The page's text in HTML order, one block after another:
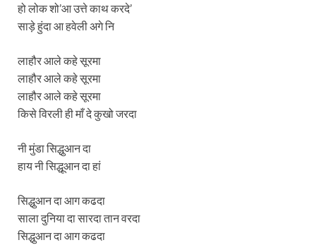
हो लोक शो’आ उत्ते काथ करदे’
साड़े हुंदा आ हवेली अगे नि
लाहौर आले कहे सूरमा
लाहौर आले कहे सूरमा
लाहौर आले कहे सूरमा
किसे विरली ही माँ दे कुखो जरदा
नी मुंडा सिद्धुआन दा
हाय नी सिद्धूआन दा हां
सिद्धुआन दा आग कढदा
साला दुनिया दा सारदा तान वरदा
सिद्धुआन दा आग कढदा